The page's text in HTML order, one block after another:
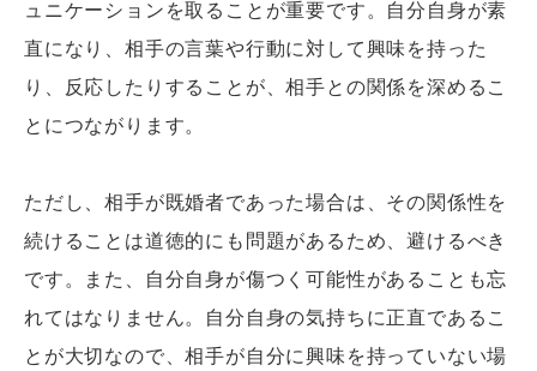
ュニケーションを取ることが重要です。自分自身が素
直になり、相手の言葉や行動に対して興味を持った
り、反応したりすることが、相手との関係を深めるこ
とにつながります。
ただし、相手が既婚者であった場合は、その関係性を
続けることは道徳的にも問題があるため、避けるべき
です。また、自分自身が傷つく可能性があることも忘
れてはなりません。自分自身の気持ちに正直であるこ
とが大切なので、相手が自分に興味を持っていない場